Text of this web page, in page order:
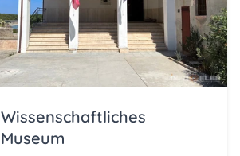
Wissenschaftliches
Museum